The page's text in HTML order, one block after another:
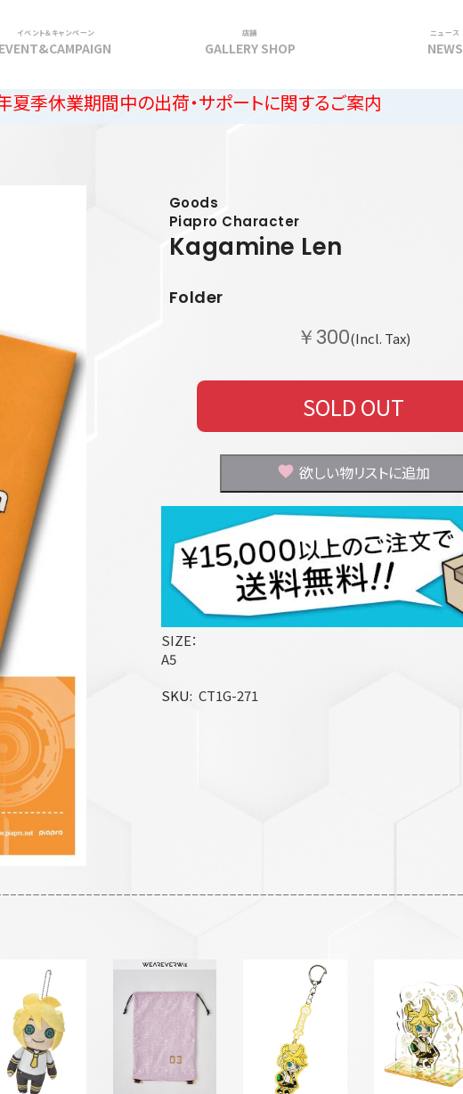
イベント＆キャンペーン
EVENT&CAMPAIGN
店舗
GALLERY SHOP
ニュース
NEWS
間中の出荷・サポートに関するご案内
Goods
Piapro Character
Kagamine Len
Folder
￥300(Incl. Tax)
SOLD OUT
欲しい物リストに追加
SIZE：
A5
SKU CT1G-271